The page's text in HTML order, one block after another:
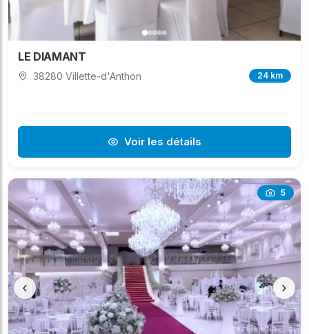
LE DIAMANT
38280 Villette-d'Anthon 24 km
Voir les détails
5
‹ ›